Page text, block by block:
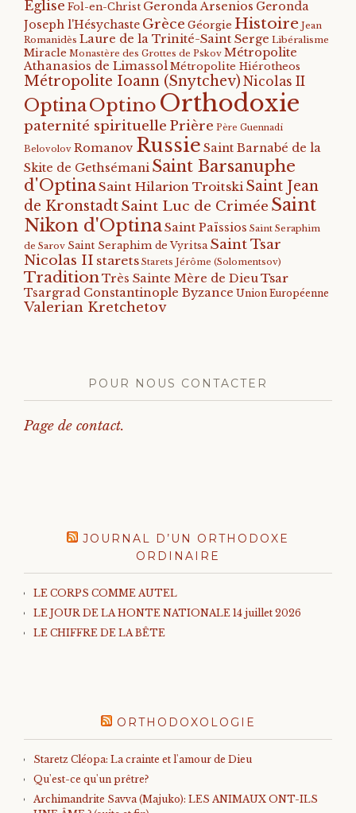
Eglise Fol-en-Christ Geronda Arsenios Geronda
Joseph l'Hésychaste Grèce Géorgie Histoire Jean
Romanidès Laure de la Trinité-Saint Serge Libéralisme
Miracle Monastère des Grottes de Pskov Métropolite
Athanasios de Limassol Métropolite Hiérotheos
Métropolite Ioann (Snytchev) Nicolas II
OptinaOptino Orthodoxie
paternité spirituelle Prière Père Guennadi
Belovolov Romanov Russie Saint Barnabé de la
Skite de Gethsémani Saint Barsanuphe
d'Optina Saint Hilarion Troitski Saint Jean
de KronstadtSaint Luc de Crimée Saint
Nikon d'OptinaSaint Païssios Saint Seraphim
de Sarov Saint Seraphim de Vyritsa Saint Tsar
Nicolas II starets Starets Jérôme (Solomentsov)
Tradition Très Sainte Mère de Dieu Tsar
Tsargrad Constantinople Byzance Union Européenne
Valerian Kretchetov
POUR NOUS CONTACTER
Page de contact.
JOURNAL D’UN ORTHODOXE
ORDINAIRE
LE CORPS COMME AUTEL
LE JOUR DE LA HONTE NATIONALE 14 juillet 2026
LE CHIFFRE DE LA BÊTE
ORTHODOXOLOGIE
Staretz Cléopa: La crainte et l'amour de Dieu
Qu'est-ce qu'un prêtre?
Archimandrite Savva (Majuko): LES ANIMAUX ONT-ILS